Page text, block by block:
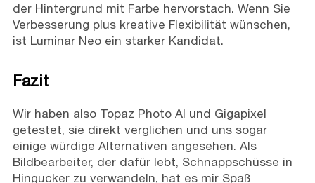
der Hintergrund mit Farbe hervorstach. Wenn Sie
Verbesserung plus kreative Flexibilität wünschen,
ist Luminar Neo ein starker Kandidat.
Fazit
Wir haben also Topaz Photo AI und Gigapixel
getestet, sie direkt verglichen und uns sogar
einige würdige Alternativen angesehen. Als
Bildbearbeiter, der dafür lebt, Schnappschüsse in
Hingucker zu verwandeln, hat es mir Spaß